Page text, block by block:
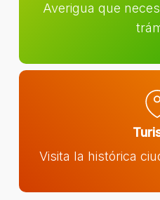
Averigua que
Visita la histórica